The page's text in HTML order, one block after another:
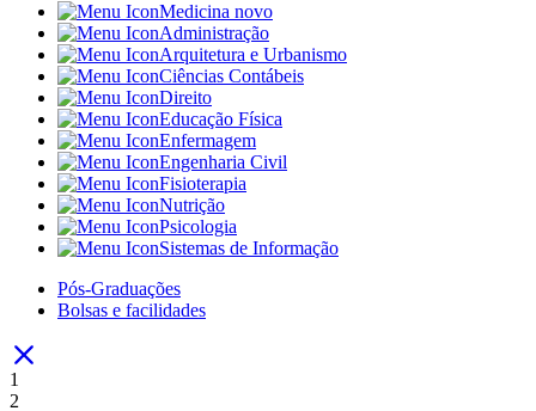
Medicina novo
Administração
Arquitetura e Urbanismo
Ciências Contábeis
Direito
Educação Física
Enfermagem
Engenharia Civil
Fisioterapia
Nutrição
Psicologia
Sistemas de Informação
Pós-Graduações
Bolsas e facilidades
1
2